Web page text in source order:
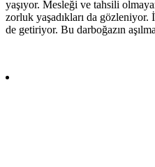
yaşıyor. Mesleği ve tahsili
zorluk yaşadıkları da gözleniyor.
de getiriyor. Bu darboğazın